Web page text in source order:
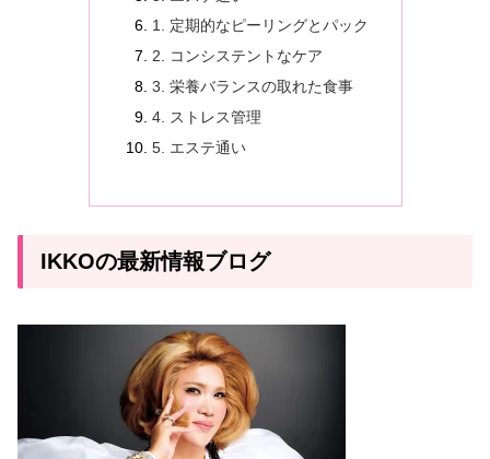
1. 定期的なピーリングとパック
2. コンシステントなケア
3. 栄養バランスの取れた食事
4. ストレス管理
5. エステ通い
IKKOの最新情報ブログ